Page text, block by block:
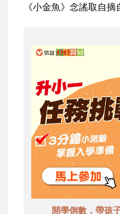
《小金魚》念謠取自
開學倒數，帶孩